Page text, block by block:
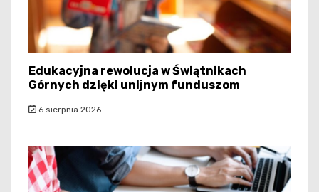
Edukacyjna rewolucja w Świątnikach
Górnych dzięki unijnym funduszom
6 sierpnia 2026